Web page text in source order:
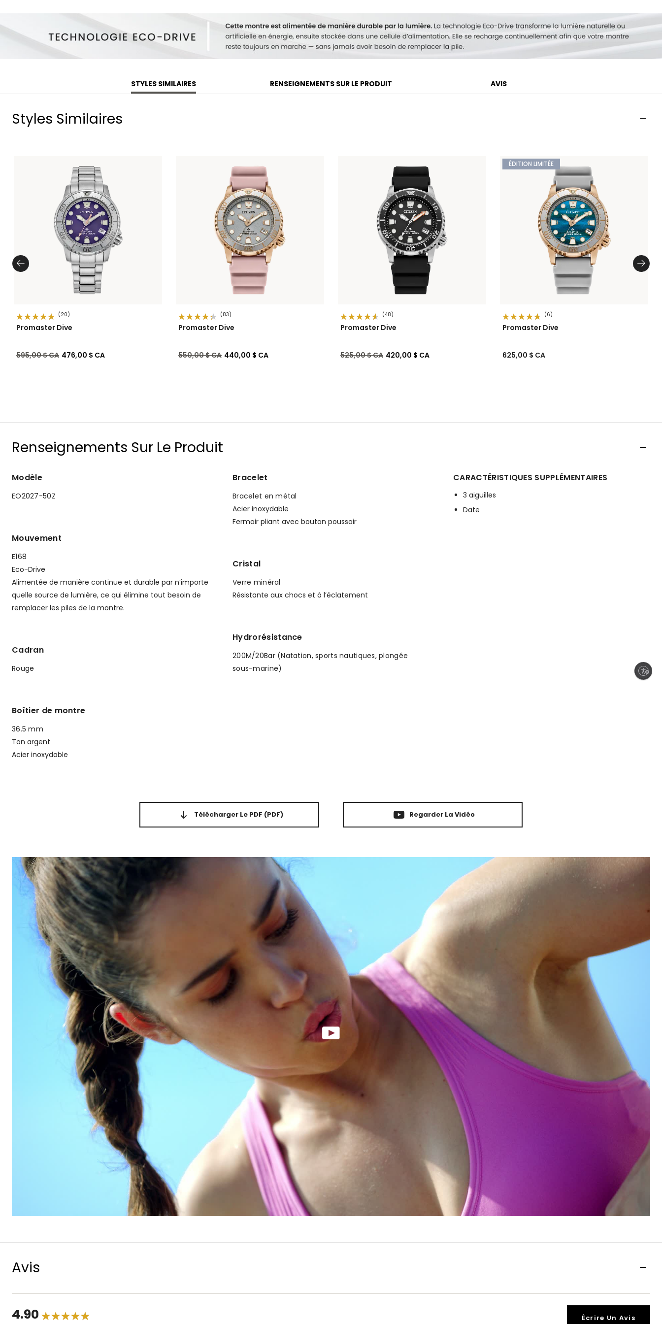
STYLES SIMILAIRES RENSEIGNEMENTS SUR LE PRODUIT AVIS
Styles Similaires
(20)
Promaster Dive
Prix réduit de
595,00 $ CAà476,00 $ CA
(83)
Promaster Dive
Prix réduit de
550,00 $ CAà440,00 $ CA
(48)
Promaster Dive
Prix réduit de
525,00 $ CAà420,00 $ CA
ÉDITION LIMITÉE
(6)
Promaster Dive
625,00 $ CA
Renseignements Sur Le Produit
Modèle
EO2027-50Z
Mouvement
E168
Eco-Drive
Alimentée de manière continue et durable par n’importe
quelle source de lumière, ce qui élimine tout besoin de
remplacer les piles de la montre.
Cadran
Rouge
Boîtier de montre
36.5 mm
Ton argent
Acier inoxydable
Bracelet
Bracelet en métal
Acier inoxydable
Fermoir pliant avec bouton poussoir
Cristal
Verre minéral
Résistante aux chocs et à l’éclatement
Hydrorésistance
200M/20Bar (Natation, sports nautiques, plongée
sous-marine)
CARACTÉRISTIQUES SUPPLÉMENTAIRES
3 aiguilles
Date
Télécharger Le PDF (PDF) Regarder La Vidéo
Avis
4.90 Écrire Un Avis